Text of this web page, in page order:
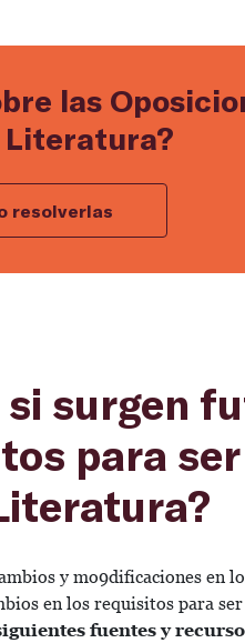
las
Literatura?
resolverlas
surgen
para ser
y mo9dificaciones en
en los requisitos para
fuentes y